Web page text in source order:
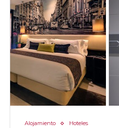
Alojamiento Hoteles